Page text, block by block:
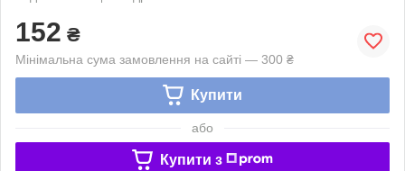
152 ₴
Мінімальна сума замовлення на сайті — 300 ₴
Купити
або
Купити з